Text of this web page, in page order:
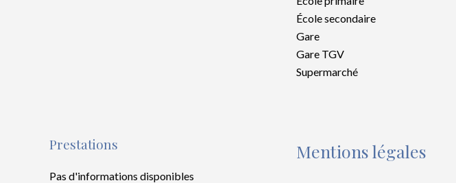
École secondaire
Gare
Gare TGV
Supermarché
Prestations
Pas d'informations disponibles
Mentions légales